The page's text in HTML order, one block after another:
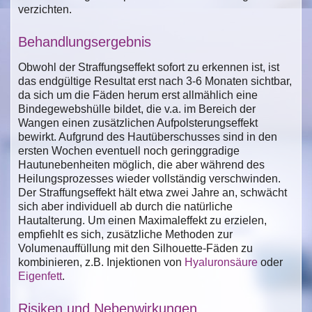
verzichten.
Behandlungsergebnis
Obwohl der Straffungseffekt sofort zu erkennen ist, ist
das endgültige Resultat erst nach 3-6 Monaten sichtbar,
da sich um die Fäden herum erst allmählich eine
Bindegewebshülle bildet, die v.a. im Bereich der
Wangen einen zusätzlichen Aufpolsterungseffekt
bewirkt. Aufgrund des Hautüberschusses sind in den
ersten Wochen eventuell noch geringgradige
Hautunebenheiten möglich, die aber während des
Heilungsprozesses wieder vollständig verschwinden.
Der Straffungseffekt hält etwa zwei Jahre an, schwächt
sich aber individuell ab durch die natürliche
Hautalterung. Um einen Maximaleffekt zu erzielen,
empfiehlt es sich, zusätzliche Methoden zur
Volumenauffüllung mit den Silhouette-Fäden zu
kombinieren, z.B. Injektionen von Hyaluronsäure oder
Eigenfett.
Risiken und Nebenwirkungen